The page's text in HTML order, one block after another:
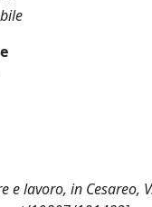
e lavoro, in Cesareo,